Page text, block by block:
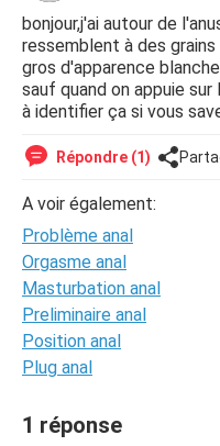
bonjour,j'ai autour de
ressemblent à des
gros d'apparence
sauf quand on appuie
à identifier ça si vous
Répondre (1)
A voir également:
Problème anal
Orgasme anal
Masturbation anal
Preliminaire anal
Position anal
Plug anal
1 réponse